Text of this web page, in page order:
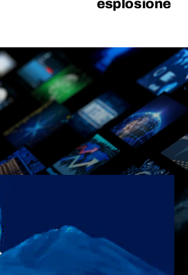
esplosione